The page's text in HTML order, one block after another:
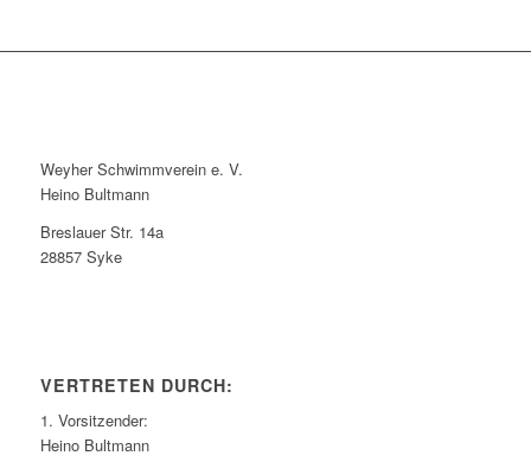
Weyher Schwimmverein e. V.
Heino Bultmann
Breslauer Str. 14a
28857 Syke
VERTRETEN DURCH:
1. Vorsitzender:
Heino Bultmann